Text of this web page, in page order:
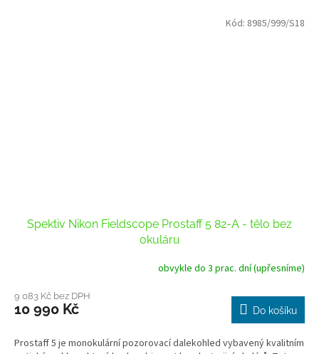
Spektiv Nikon Fieldscope Prostaff 5 82-A - tělo bez
okuláru
obvykle do 3 prac. dní (upřesníme)
9 083 Kč bez DPH
10 990 Kč Do košíku
Prostaff 5 je monokulární pozorovací dalekohled vybavený kvalitním
Kód: 8985/999/S18